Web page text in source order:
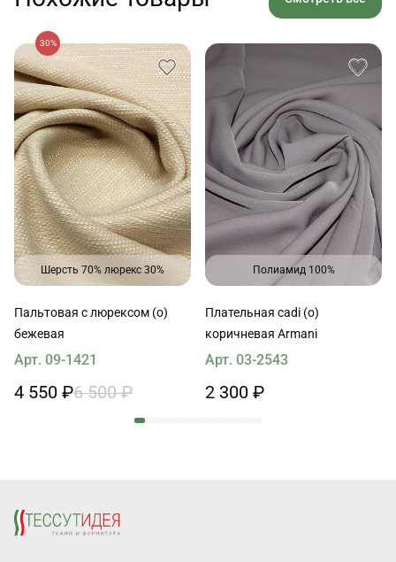
30%
Шерсть 70% люрекс 30%
Пальтовая с люрексом (о)
бежевая
Арт. 09-1421
4 550 ₽6 500 ₽
Полиамид 100%
Плательная cadi (о)
коричневая Armani
Арт. 03-2543
2 300 ₽